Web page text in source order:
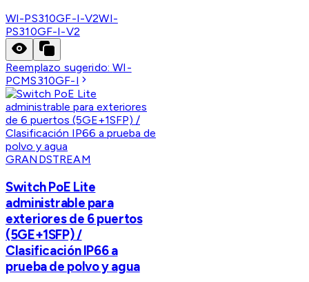
WI-PS310GF-I-V2WI-
PS310GF-I-V2
Reemplazo sugerido:WI-
PCMS310GF-I
GRANDSTREAM
Switch PoE Lite
administrable para
exteriores de 6 puertos
(5GE+1SFP) /
Clasificación IP66 a
prueba de polvo y agua